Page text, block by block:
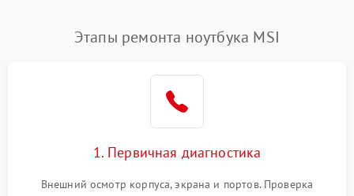
невозможность зарядки,
2500 ₽ Подробнее →
2000 ₽
Перегрев из‑за пыли,
неисправности кулера
Этапы ремонта ноутбука MSI
1. Первичная диагностика
Внешний осмотр корпуса, экрана и портов. Проверка